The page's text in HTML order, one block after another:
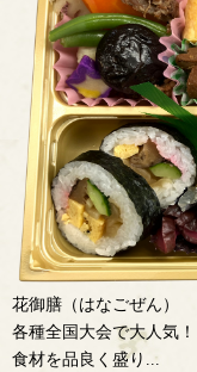
花御膳（はなごぜん）
各種全国大会で大人気
食材を品良く盛り...